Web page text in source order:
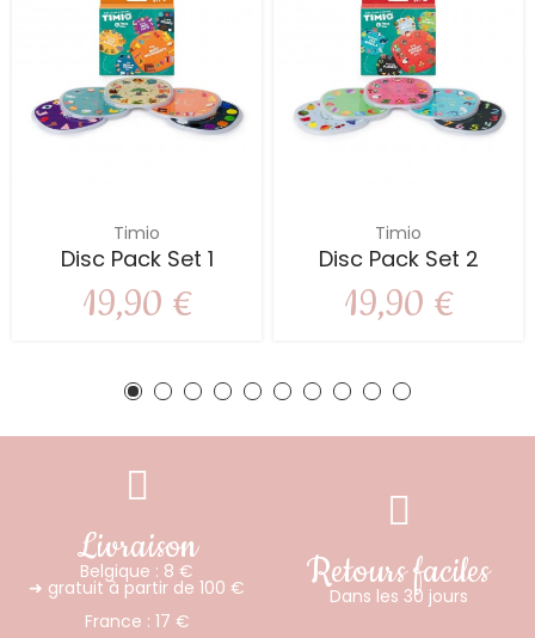
Timio
Disc Pack Set 1
19,90 €
Timio
Disc Pack Set 2
19,90 €
Livraison
Belgique : 8 €
➜ gratuit à partir de 100 €
France : 17 €
Retours faciles
Dans les 30 jours